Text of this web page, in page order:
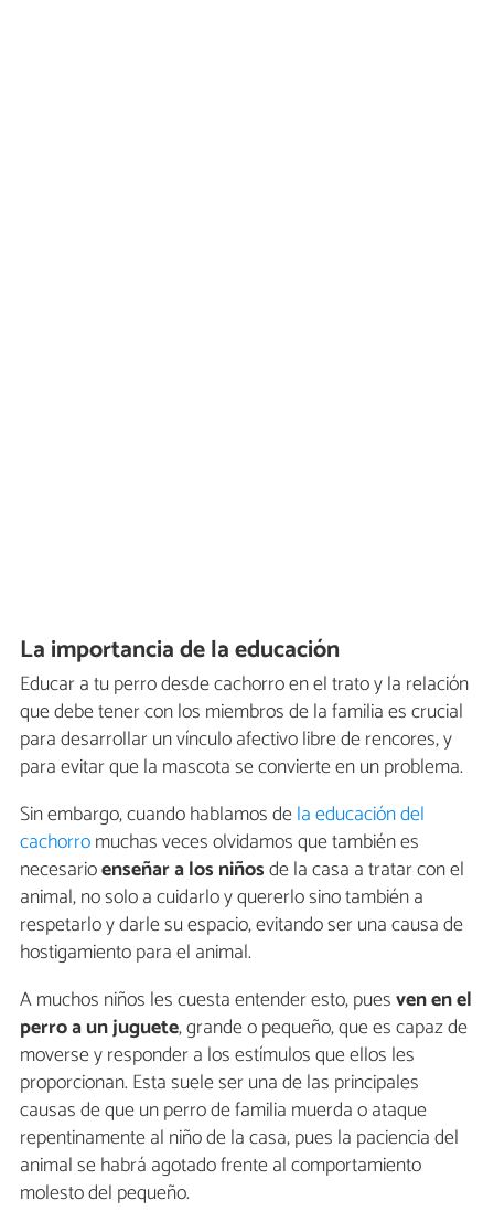
La importancia de la educación
Educar a tu perro desde cachorro en el trato y la relación
que debe tener con los miembros de la familia es crucial
para desarrollar un vínculo afectivo libre de rencores, y
para evitar que la mascota se convierte en un problema.
Sin embargo, cuando hablamos dela educación del
cachorromuchas veces olvidamos que también es
necesarioenseñar a los niñosde la casa a tratar con el
animal, no solo a cuidarlo y quererlo sino también a
respetarlo y darle su espacio, evitando ser una causa de
hostigamiento para el animal.
A muchos niños les cuesta entender esto, puesven en el
perro a un juguete, grande o pequeño, que es capaz de
moverse y responder a los estímulos que ellos les
proporcionan. Esta suele ser una de las principales
causas de que un perro de familia muerda o ataque
repentinamente al niño de la casa, pues la paciencia del
animal se habrá agotado frente al comportamiento
molesto del pequeño.